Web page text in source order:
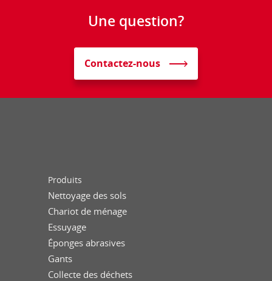
Une question?
Contactez-nous
Produits
Nettoyage des sols
Chariot de ménage
Essuyage
Éponges abrasives
Gants
Collecte des déchets